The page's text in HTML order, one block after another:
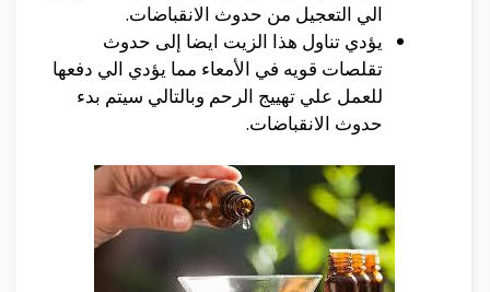
الي التعجيل من حدوث الانقباضات.
يؤدي تناول هذا الزيت ايضا إلى حدوث
تقلصات قويه في الأمعاء مما يؤدي الي دفعها
للعمل علي تهييج الرحم وبالتالي سيتم بدء
حدوث الانقباضات.